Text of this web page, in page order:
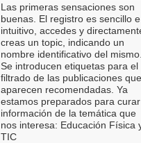
Las primeras sensaciones son
buenas. El registro es sencillo e
intuitivo, accedes y
creas un topic, indicando un
nombre identificativo del
Se introducen etiquetas para el
filtrado de las publicaciones
aparecen recomendadas. Ya
estamos preparados para curar
información de la temática que
nos interesa: Educación Física
TIC